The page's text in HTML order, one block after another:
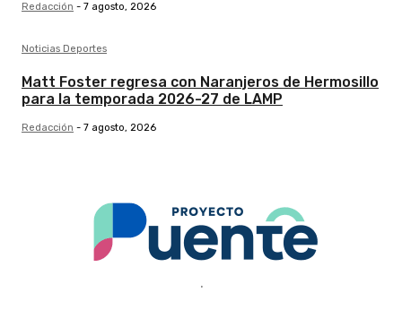
Redacción - 7 agosto, 2026
Noticias Deportes
Matt Foster regresa con Naranjeros de Hermosillo
para la temporada 2026-27 de LAMP
Redacción - 7 agosto, 2026
.